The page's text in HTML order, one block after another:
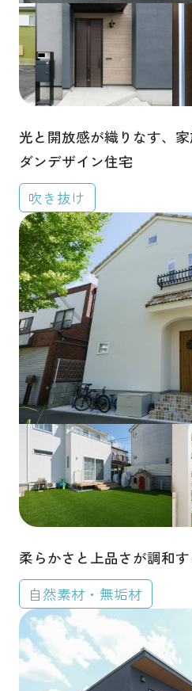
プライバシーポリシー
カスタマーハラスメントポリシー
光と開放感が織りなす、
ダンデザイン住宅
吹き抜け
柔らかさと上品さが調和
自然素材・無垢材
白い家
猫と暮らす家
趣味にこだわる
建築地から探す
埼玉県 千葉県 東
その他
建物タイプから探す
平屋 2階建て
3階建
ガレージハウス
二世
間取りから探す
1LDK